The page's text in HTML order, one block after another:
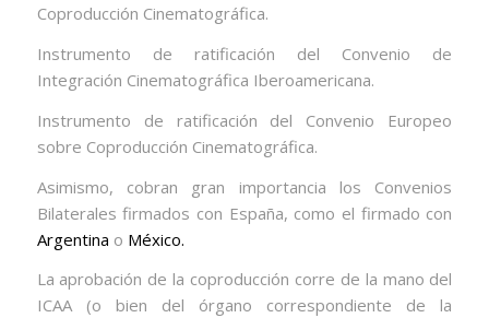
Coproducción Cinematográfica.
Instrumento de ratificación del Convenio de
Integración Cinematográfica Iberoamericana.
Instrumento de ratificación del Convenio Europeo
sobre Coproducción Cinematográfica.
Asimismo, cobran gran importancia los Convenios
Bilaterales firmados con España, como el firmado con
Argentina o México.
La aprobación de la coproducción corre de la mano del
ICAA (o bien del órgano correspondiente de la